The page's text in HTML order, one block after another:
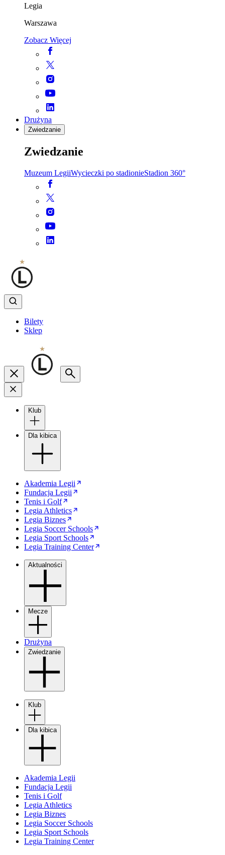
Legia
Warszawa
Zobacz Więcej
Drużyna
Zwiedzanie
Zwiedzanie
Muzeum LegiiWycieczki po stadionieStadion 360°
Bilety
Sklep
Klub
Dla kibica
Akademia Legii
Fundacja Legii
Tenis i Golf
Legia Athletics
Legia Biznes
Legia Soccer Schools
Legia Sport Schools
Legia Training Center
Aktualności
Mecze
Drużyna
Zwiedzanie
Klub
Dla kibica
Akademia Legii
Fundacja Legii
Tenis i Golf
Legia Athletics
Legia Biznes
Legia Soccer Schools
Legia Sport Schools
Legia Training Center